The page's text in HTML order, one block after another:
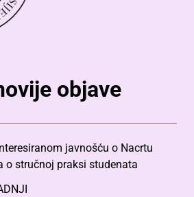
objave
javnošću o Nacrtu
o stručnoj praksi studenata